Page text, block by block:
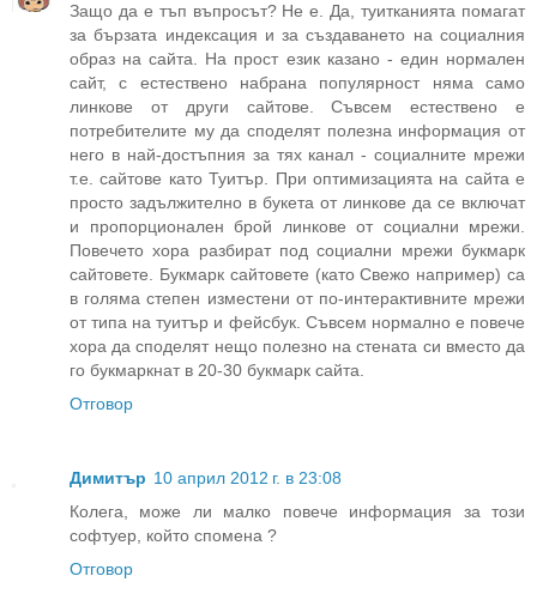
Защо да е тъп въпросът? Не е. Да, туитканията помагат
за бързата индексация и за създаването на социалния
образ на сайта. На прост език казано - един нормален
сайт, с естествено набрана популярност няма само
линкове от други сайтове. Съвсем естествено е
потребителите му да споделят полезна информация от
него в най-достъпния за тях канал - социалните мрежи
т.е. сайтове като Туитър. При оптимизацията на сайта е
просто задължително в букета от линкове да се включат
и пропорционален брой линкове от социални мрежи.
Повечето хора разбират под социални мрежи букмарк
сайтовете. Букмарк сайтовете (като Свежо например) са
в голяма степен изместени от по-интерактивните мрежи
от типа на туитър и фейсбук. Съвсем нормално е повече
хора да споделят нещо полезно на стената си вместо да
го букмаркнат в 20-30 букмарк сайта.
Отговор
Димитър 10 април 2012 г. в 23:08
Колега, може ли малко повече информация за този
софтуер, който спомена ?
Отговор